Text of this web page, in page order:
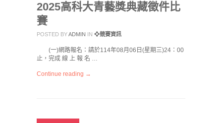
2025高科大青藝獎典藏徵件比
賽
POSTED BYADMIN IN ❖競賽資訊
(一)網路報名：請於114年08月06日(星期三)24：00
止，完成 線 上 報 名 …
Continue reading →